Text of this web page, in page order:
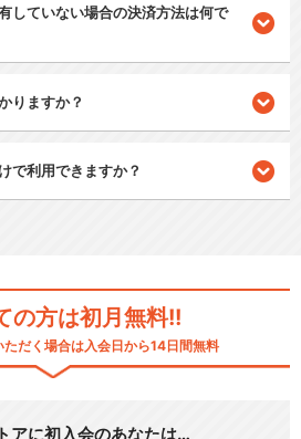
していない場合の決済方法は何で
りますか？
で利用できますか？
の方は初月無料!!
だく場合は入会日から14日間無料
アに初入会のあなたは…